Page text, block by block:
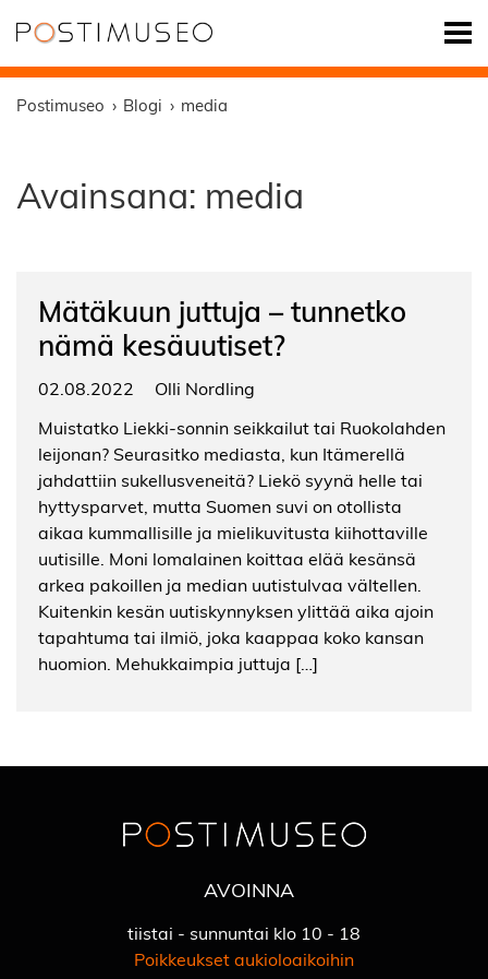
Postimuseo Blogi media
Avainsana: media
Mätäkuun juttuja – tunnetko
nämä kesäuutiset?
02.08.2022
Olli Nordling
Muistatko Liekki-sonnin seikkailut tai Ruokolahden
leijonan? Seurasitko mediasta, kun Itämerellä
jahdattiin sukellusveneitä? Liekö syynä helle tai
hyttysparvet, mutta Suomen suvi on otollista
aikaa kummallisille ja mielikuvitusta kiihottaville
uutisille. Moni lomalainen koittaa elää kesänsä
arkea pakoillen ja median uutistulvaa vältellen.
Kuitenkin kesän uutiskynnyksen ylittää aika ajoin
tapahtuma tai ilmiö, joka kaappaa koko kansan
huomion. Mehukkaimpia juttuja […]
AVOINNA
tiistai - sunnuntai klo 10 - 18
Poikkeukset aukioloaikoihin